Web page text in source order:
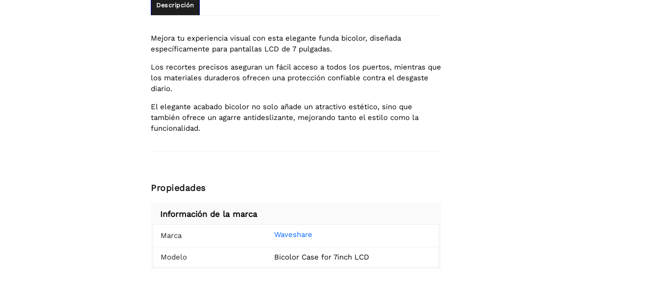
Descripción
Mejora tu experiencia visual con esta elegante funda bicolor, diseñada
específicamente para pantallas LCD de 7 pulgadas.
Los recortes precisos aseguran un fácil acceso a todos los puertos, mientras que
los materiales duraderos ofrecen una protección confiable contra el desgaste
diario.
El elegante acabado bicolor no solo añade un atractivo estético, sino que
también ofrece un agarre antideslizante, mejorando tanto el estilo como la
funcionalidad.
Propiedades
Información de la marca
Marca Waveshare
Modelo Bicolor Case for 7inch LCD